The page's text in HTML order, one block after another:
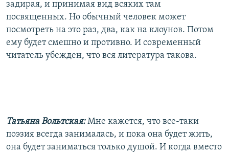
задирая, и принимая вид всяких там
посвященных. Но обычный человек может
посмотреть на это раз, два, как на клоунов. Потом
ему будет смешно и противно. И современный
читатель убежден, что вся литература такова.
Татьяна Вольтская:Мне кажется, что все-таки
поэзия всегда занималась, и пока она будет жить,
она будет заниматься только душой. И когда вместо